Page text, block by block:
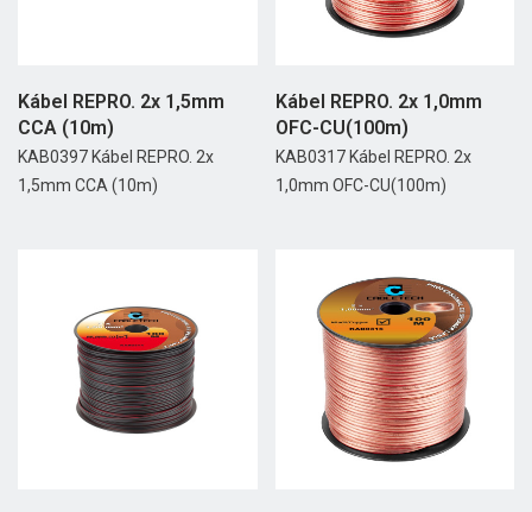
Kábel REPRO. 2x 1,5mm
CCA (10m)
KAB0397 Kábel REPRO. 2x
1,5mm CCA (10m)
Kábel REPRO. 2x 1,0mm
OFC-CU(100m)
KAB0317 Kábel REPRO. 2x
1,0mm OFC-CU(100m)